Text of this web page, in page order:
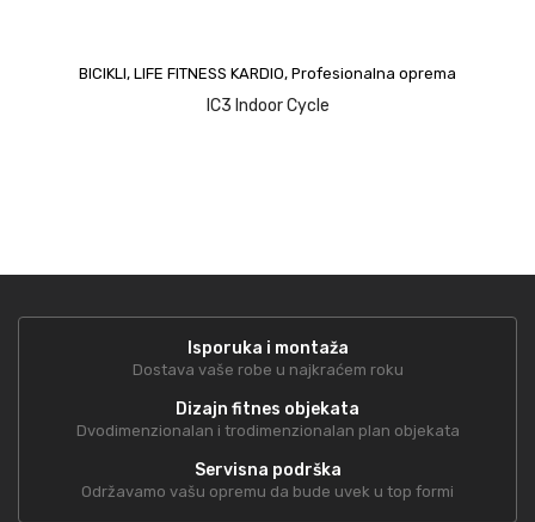
BICIKLI, LIFE FITNESS KARDIO, Profesionalna oprema
IC3 Indoor Cycle
Isporuka i montaža
Dostava vaše robe u najkraćem roku
Dizajn fitnes objekata
Dvodimenzionalan i trodimenzionalan plan objekata
Servisna podrška
Održavamo vašu opremu da bude uvek u top formi